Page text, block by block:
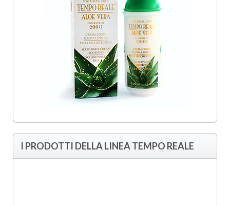
I PRODOTTI DELLA LINEA TEMPO REALE